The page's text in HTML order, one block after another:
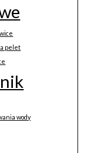
pelet
wody